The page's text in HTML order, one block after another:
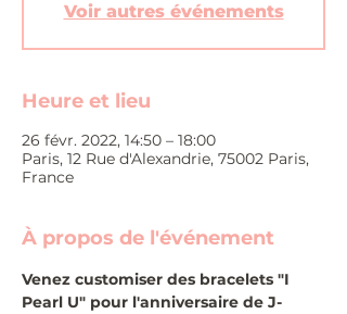
Voir autres événements
Heure et lieu
26 févr. 2022, 14:50 – 18:00
Paris, 12 Rue d'Alexandrie, 75002 Paris,
France
À propos de l'événement
Venez customiser des bracelets "I
Pearl U" pour l'anniversaire de J-